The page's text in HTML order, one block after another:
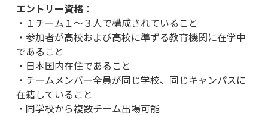
エントリー資格：
・１チーム１～３人で構成されていること
・参加者が高校および高校に準ずる教育機関に在学中
であること
・日本国内在住であること
・チームメンバー全員が同じ学校、同じキャンパスに
在籍していること
・同学校から複数チーム出場可能